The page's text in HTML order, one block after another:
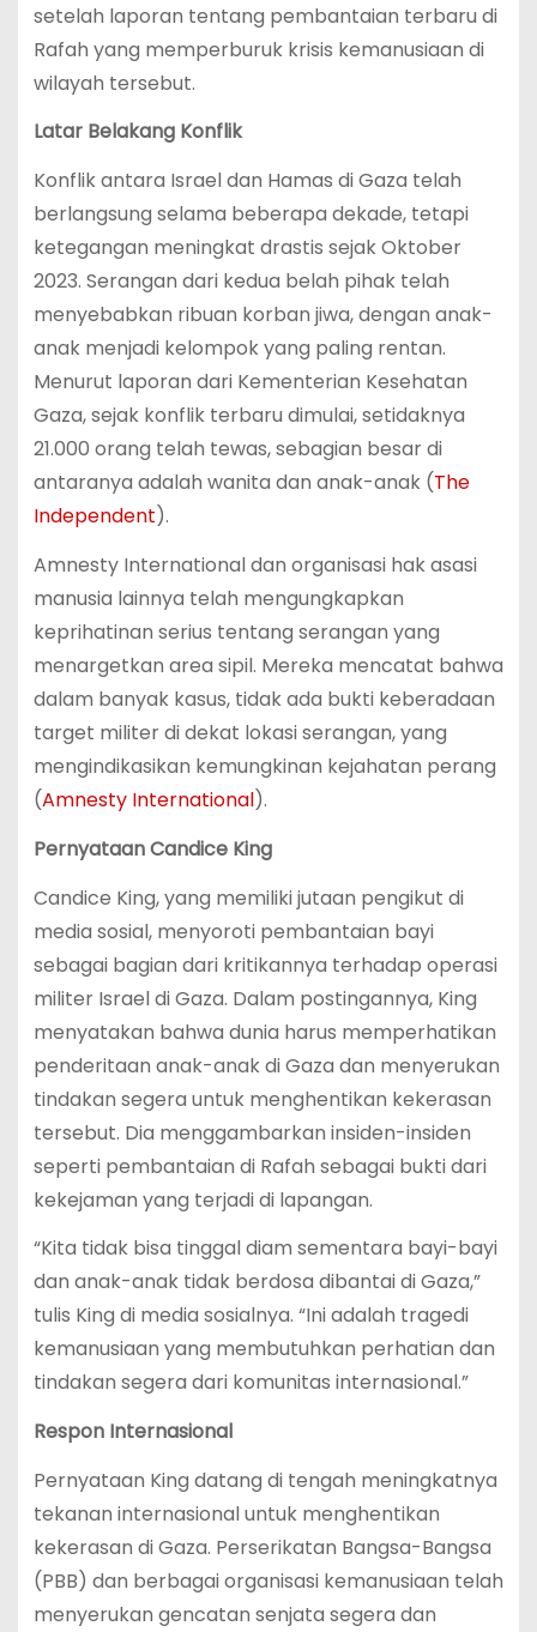
setelah laporan tentang pembantaian terbaru di
Rafah yang memperburuk krisis kemanusiaan di
wilayah tersebut.
Latar Belakang Konflik
Konflik antara Israel dan Hamas di Gaza telah
berlangsung selama beberapa dekade, tetapi
ketegangan meningkat drastis sejak Oktober
2023. Serangan dari kedua belah pihak telah
menyebabkan ribuan korban jiwa, dengan anak-
anak menjadi kelompok yang paling rentan.
Menurut laporan dari Kementerian Kesehatan
Gaza, sejak konflik terbaru dimulai, setidaknya
21.000 orang telah tewas, sebagian besar di
antaranya adalah wanita dan anak-anak​ (The
Independent)​.
Amnesty International dan organisasi hak asasi
manusia lainnya telah mengungkapkan
keprihatinan serius tentang serangan yang
menargetkan area sipil. Mereka mencatat bahwa
dalam banyak kasus, tidak ada bukti keberadaan
target militer di dekat lokasi serangan, yang
mengindikasikan kemungkinan kejahatan perang​
(Amnesty International)​.
Pernyataan Candice King
Candice King, yang memiliki jutaan pengikut di
media sosial, menyoroti pembantaian bayi
sebagai bagian dari kritikannya terhadap operasi
militer Israel di Gaza. Dalam postingannya, King
menyatakan bahwa dunia harus memperhatikan
penderitaan anak-anak di Gaza dan menyerukan
tindakan segera untuk menghentikan kekerasan
tersebut. Dia menggambarkan insiden-insiden
seperti pembantaian di Rafah sebagai bukti dari
kekejaman yang terjadi di lapangan.
“Kita tidak bisa tinggal diam sementara bayi-bayi
dan anak-anak tidak berdosa dibantai di Gaza,”
tulis King di media sosialnya. “Ini adalah tragedi
kemanusiaan yang membutuhkan perhatian dan
tindakan segera dari komunitas internasional.”
Respon Internasional
Pernyataan King datang di tengah meningkatnya
tekanan internasional untuk menghentikan
kekerasan di Gaza. Perserikatan Bangsa-Bangsa
(PBB) dan berbagai organisasi kemanusiaan telah
menyerukan gencatan senjata segera dan